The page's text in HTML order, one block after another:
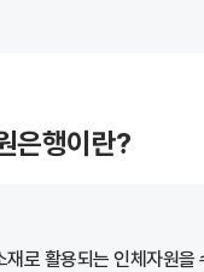
은행이란?
재로 활용되는 인체자원을